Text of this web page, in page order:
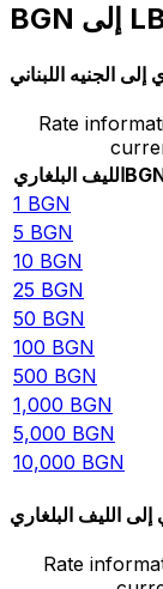
الجنيه اللبناني
Rate
الليف البلغاري
1 BGN
5 BGN
10 BGN
25 BGN
50 BGN
100 BGN
500 BGN
1,000 BGN
5,000 BGN
10,000 BGN
إلى الليف البلغاري
Rate